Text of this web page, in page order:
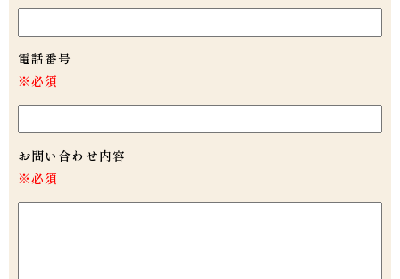
電話番号
※必須
お問い合わせ内容
※必須